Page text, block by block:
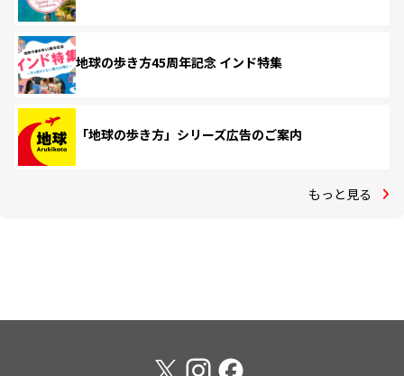
地球の歩き方45周年記念 インド特集
「地球の歩き方」シリーズ広告のご案内
もっと見る